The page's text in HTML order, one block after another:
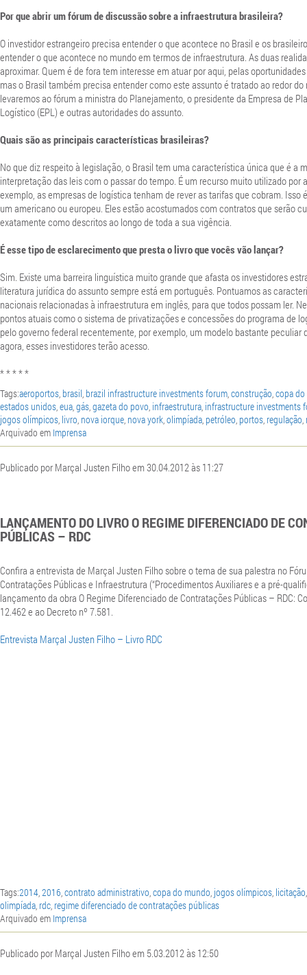
Por que abrir um fórum de discussão sobre a infraestrutura brasileira?
O investidor estrangeiro precisa entender o que acontece no Brasil e os
entender o que acontece no mundo em termos de infraestrutura. As duas
aproximar. Quem é de fora tem interesse em atuar por aqui, pelas
mas o Brasil também precisa entender como este assunto é tratado ao redor do
levaremos ao fórum a ministra do Planejamento, o presidente da Empresa de
Logístico (EPL) e outras autoridades do assunto.
Quais são as principais características brasileiras?
No que diz respeito à legislação, o Brasil tem uma característica única que é a
interpretação das leis com o passar do tempo. É um recurso muito utilizado por
exemplo, as empresas de logística tenham de rever as tarifas que cobram. Isso
um americano ou europeu. Eles estão acostumados com contratos que serão
exatamente como descritos ao longo de toda a sua vigência.
É esse tipo de esclarecimento que presta o livro que vocês vão lançar?
Sim. Existe uma barreira linguística muito grande que afasta os investidores
literatura jurídica do assunto sempre está em português. Pontuamos as
nacionais relacionadas à infraestrutura em inglês, para que todos possam ler.
pontos atuais como o sistema de privatizações e concessões do programa de
pelo governo federal recentemente, por exemplo, um modelo bastante peculiar
agora, esses investidores terão acesso.
* * * * *
Tags:aeroportos, brasil, brazil infrastructure investments forum,construção,copa
estados unidos,eua,gás,gazeta do povo, infraestrutura, infrastructure investments
jogos olímpicos, livro, nova iorque, nova york,olimpíada, petróleo, portos, regulação,
Arquivado em Imprensa
Publicado por Marçal Justen Filho em 30.04.2012 às 11:27
LANÇAMENTO DO LIVRO O REGIME DIFERENCIADO DE
PÚBLICAS – RDC
Confira a entrevista de Marçal Justen Filho sobre o tema de sua palestra no
Contratações Públicas e Infraestrutura (“Procedimentos Auxiliares e a pré-
lançamento da obra O Regime Diferenciado de Contratações Públicas – RDC:
12.462 e ao Decreto nº 7.581.
Entrevista Marçal Justen Filho – Livro RDC
Tags:2014,2016,contrato administrativo,copa do mundo, jogos olímpicos, licitação
olimpíada, rdc, regime diferenciado de contratações públicas
Arquivado em Imprensa
Publicado por Marçal Justen Filho em 5.03.2012 às 12:50